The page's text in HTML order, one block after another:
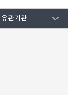
유관기관